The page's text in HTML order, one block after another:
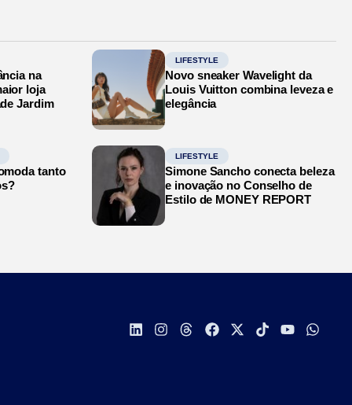
na
loja
Jardim
LIFESTYLE
Novo sneaker Wavelight da
Louis Vuitton combina leveza e
elegância
tanto
LIFESTYLE
Simone Sancho conecta beleza
e inovação no Conselho de
Estilo de MONEY REPORT